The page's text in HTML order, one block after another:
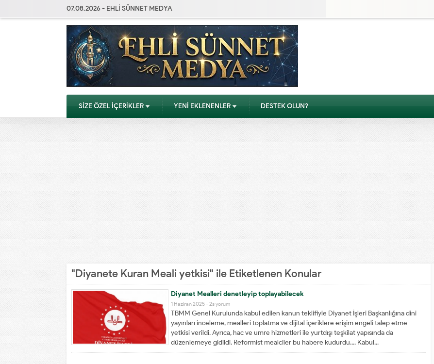
07.08.2026 - EHLİ SÜNNET MEDYA
SİZE ÖZEL İÇERİKLER YENİ EKLENENLER DESTEK OLUN?
"Diyanete Kuran Meali yetkisi" ile Etiketlenen Konular
Diyanet Mealleri denetleyip toplayabilecek
1 Haziran 2025 - 2s yorum
TBMM Genel Kurulunda kabul edilen kanun teklifiyle Diyanet İşleri Başkanlığına dini
yayınları inceleme, mealleri toplatma ve dijital içeriklere erişim engeli talep etme
yetkisi verildi. Ayrıca, hac ve umre hizmetleri ile yurtdışı teşkilat yapısında da
düzenlemeye gidildi. Reformist mealciler bu habere kudurdu.... Kabul...